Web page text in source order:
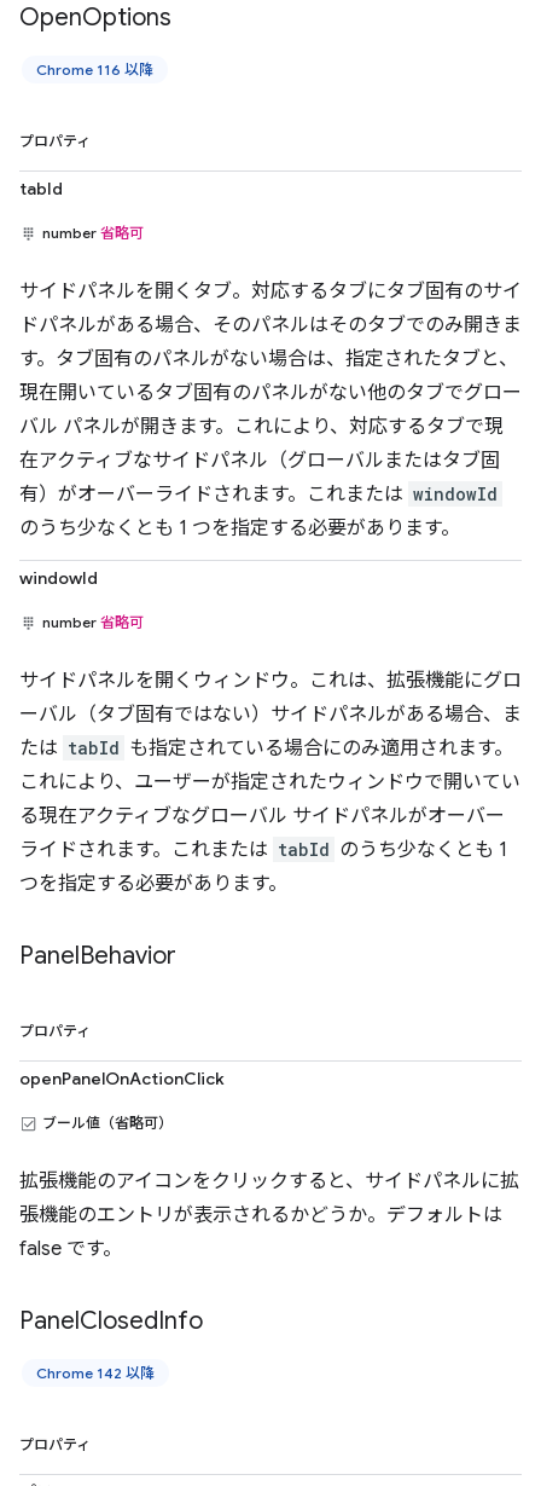
OpenOptions
Chrome 116 以降
プロパティ
tabId
number 省略可
サイドパネルを開くタブ。対応するタブにタブ固有のサイ
ドパネルがある場合、そのパネルはそのタブでのみ開きま
す。タブ固有のパネルがない場合は、指定されたタブと、
現在開いているタブ固有のパネルがない他のタブでグロー
バル パネルが開きます。これにより、対応するタブで現
在アクティブなサイドパネル（グローバルまたはタブ固
有）がオーバーライドされます。これまたは windowId
のうち少なくとも 1 つを指定する必要があります。
windowId
number 省略可
サイドパネルを開くウィンドウ。これは、拡張機能にグロ
ーバル（タブ固有ではない）サイドパネルがある場合、ま
たは tabId も指定されている場合にのみ適用されます。
これにより、ユーザーが指定されたウィンドウで開いてい
る現在アクティブなグローバル サイドパネルがオーバー
ライドされます。これまたは tabId のうち少なくとも 1
つを指定する必要があります。
PanelBehavior
プロパティ
openPanelOnActionClick
ブール値（省略可）
拡張機能のアイコンをクリックすると、サイドパネルに拡
張機能のエントリが表示されるかどうか。デフォルトは
false です。
PanelClosedInfo
Chrome 142 以降
プロパティ